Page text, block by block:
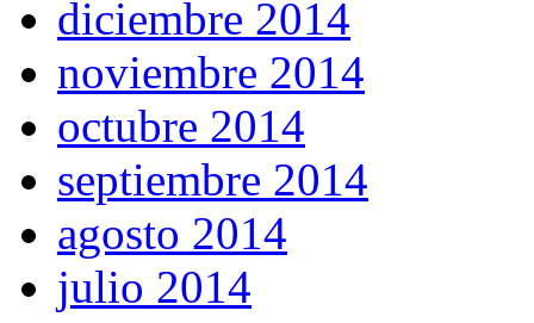
diciembre 2014
noviembre 2014
octubre 2014
septiembre 2014
agosto 2014
julio 2014